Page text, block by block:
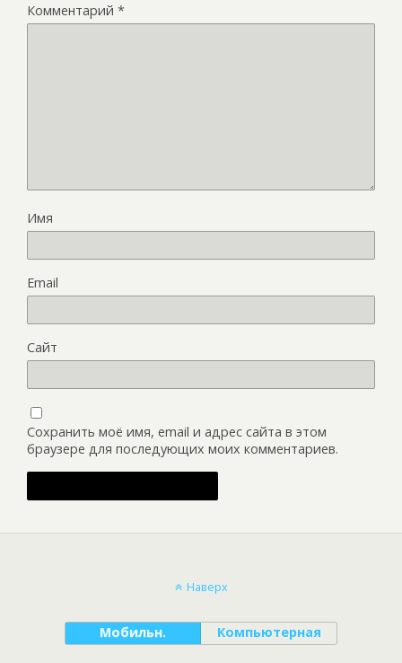
Комментарий *
Имя
Email
Сайт
Сохранить моё имя, email и адрес сайта в этом
браузере для последующих моих комментариев.
Наверх
Мобильн. Компьютерная